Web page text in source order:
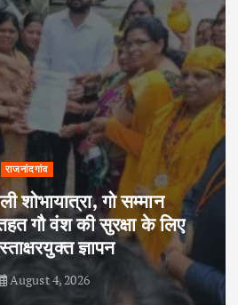
राजनांदगांव
शोभायात्रा, गो सम्मान
गौ वंश की सुरक्षा के लिए
ज्ञापन
August 4, 2026